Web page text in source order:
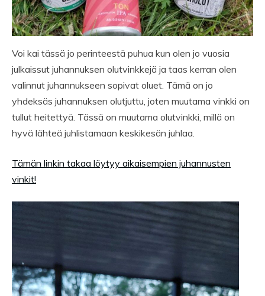
Voi kai tässä jo perinteestä puhua kun olen jo vuosia
julkaissut juhannuksen olutvinkkejä ja taas kerran olen
valinnut juhannukseen sopivat oluet. Tämä on jo
yhdeksäs juhannuksen olutjuttu, joten muutama vinkki on
tullut heitettyä. Tässä on muutama olutvinkki, millä on
hyvä lähteä juhlistamaan keskikesän juhlaa.
Tämän linkin takaa löytyy aikaisempien juhannusten
vinkit!